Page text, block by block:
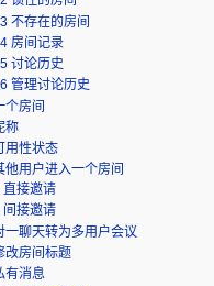
不存在的房间
房间记录
讨论历史
管理讨论历史
个房间
称
用性状态
他用户进入一个房间
直接邀请
间接邀请
一聊天转为多用户会议
改房间标题
有消息